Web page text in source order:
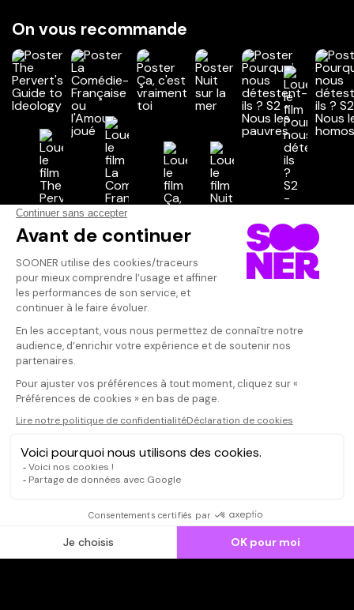
On vous recommande
Vos avis
Donnez votre avis
Votre note
Votre commentaire
Il faut vous connecter pour
publier un avis
CONNEXION
Qui sommes-nous ?